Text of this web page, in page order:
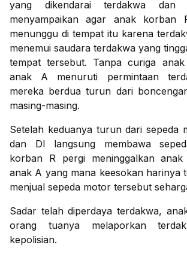
yang dikendarai terdakwa dan
menyampaikan agar anak
menunggu di tempat itu karena
menemui saudara terdakwa yang
tempat tersebut. Tanpa curiga
anak A menuruti permintaan
mereka berdua turun dari
masing-masing.
Setelah keduanya turun dari sepeda
dan DI langsung membawa
korban R pergi meninggalkan
anak A yang mana keesokan harinya
menjual sepeda motor tersebut
Sadar telah diperdaya terdakwa,
orang tuanya melaporkan
kepolisian.